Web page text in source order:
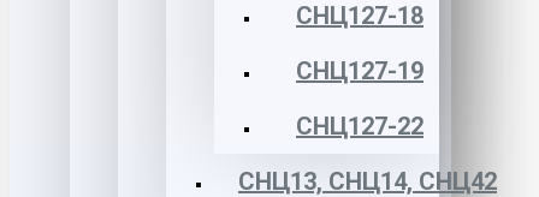
СНЦ127-18
СНЦ127-19
СНЦ127-22
СНЦ13, СНЦ14, СНЦ42